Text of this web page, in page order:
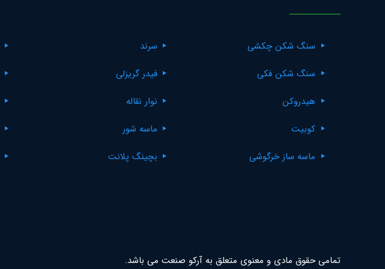
سنگ شکن چکشی
سنگ شکن فکی
هیدروکن
کوبیت
ماسه ساز خرگوشی
سرند
فیدر گریزلی
نوار نقاله
ماسه شور
بچینگ پلانت
تمامی حقوق مادی و معنوی متعلق به آرکو صنعت می باشد.